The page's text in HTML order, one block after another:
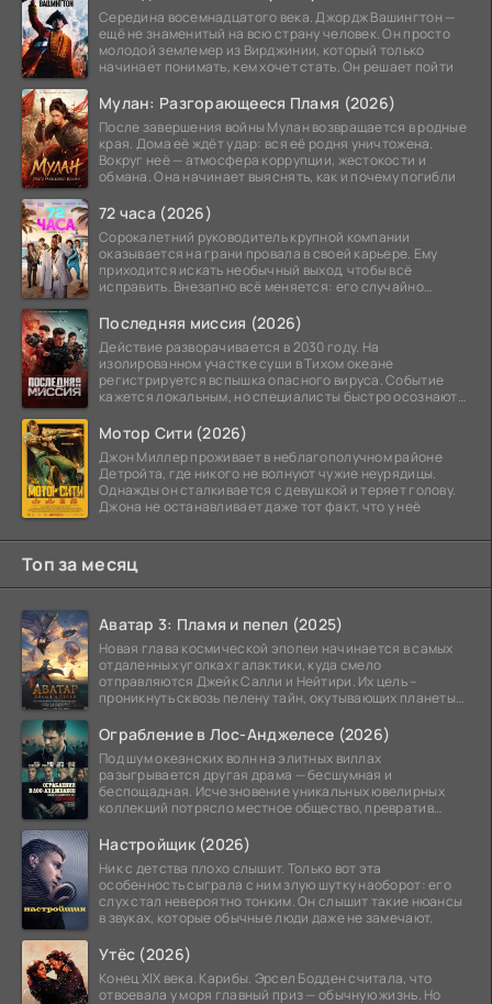
Середина восемнадцатого века. Джордж Вашингтон —
ещё не знаменитый на всю страну человек. Он просто
молодой землемер из Вирджинии, который только
начинает понимать, кем хочет стать. Он решает пойти
Мулан: Разгорающееся Пламя (2026)
После завершения войны Мулан возвращается в родные
края. Дома её ждёт удар: вся её родня уничтожена.
Вокруг неё — атмосфера коррупции, жестокости и
обмана. Она начинает выяснять, как и почему погибли
72 часа (2026)
Сорокалетний руководитель крупной компании
оказывается на грани провала в своей карьере. Ему
приходится искать необычный выход, чтобы всё
исправить. Внезапно всё меняется: его случайно
Последняя миссия (2026)
Действие разворачивается в 2030 году. На
изолированном участке суши в Тихом океане
регистрируется вспышка опасного вируса. Событие
кажется локальным, но специалисты быстро осознают:
Мотор Сити (2026)
Джон Миллер проживает в неблагополучном районе
Детройта, где никого не волнуют чужие неурядицы.
Однажды он сталкивается с девушкой и теряет голову.
Джона не останавливает даже тот факт, что у неё
Топ за месяц
Аватар 3: Пламя и пепел (2025)
Новая глава космической эпопеи начинается в самых
отдаленных уголках галактики, куда смело
отправляются Джейк Салли и Нейтири. Их цель –
проникнуть сквозь пелену тайн, окутывающих планеты
Ограбление в Лос-Анджелесе (2026)
Под шум океанских волн на элитных виллах
разыгрывается другая драма — бесшумная и
беспощадная. Исчезновение уникальных ювелирных
коллекций потрясло местное общество, превратив
Настройщик (2026)
Ник с детства плохо слышит. Только вот эта
особенность сыграла с ним злую шутку наоборот: его
слух стал невероятно тонким. Он слышит такие нюансы
в звуках, которые обычные люди даже не замечают.
Утёс (2026)
Конец XIX века. Карибы. Эрсел Бодден считала, что
отвоевала у моря главный приз — обычную жизнь. Но